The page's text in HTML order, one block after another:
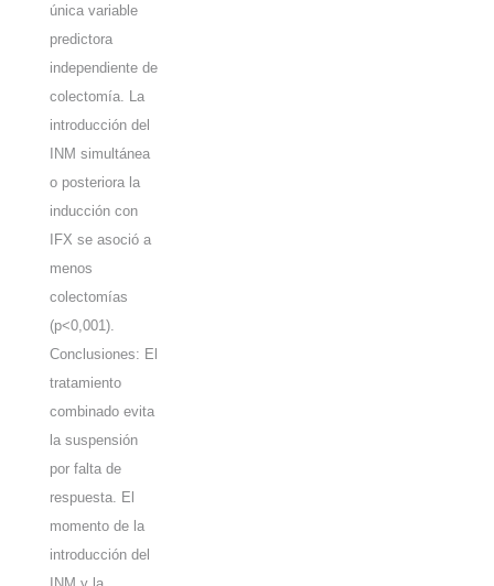
única variable
predictora
independiente de
colectomía. La
introducción del
INM simultánea
o posteriora la
inducción con
IFX se asoció a
menos
colectomías
(p<0,001).
Conclusiones: El
tratamiento
combinado evita
la suspensión
por falta de
respuesta. El
momento de la
introducción del